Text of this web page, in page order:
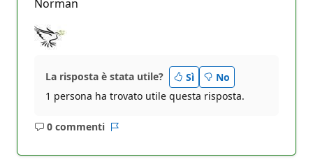
Norman
La risposta è stata utile? Sì
No
1 persona ha trovato utile questa risposta.
0 commenti
Nessun